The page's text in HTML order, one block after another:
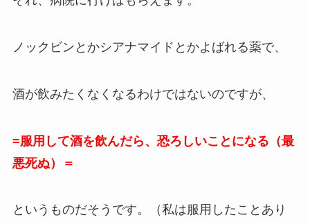
ノックビンとかシアナマイドとかよばれる薬で、
酒が飲みたくなくなるわけではないのですが、
=服用して酒を飲んだら、恐ろしいことになる（最
悪死ぬ）＝
というものだそうです。（私は服用したことあり